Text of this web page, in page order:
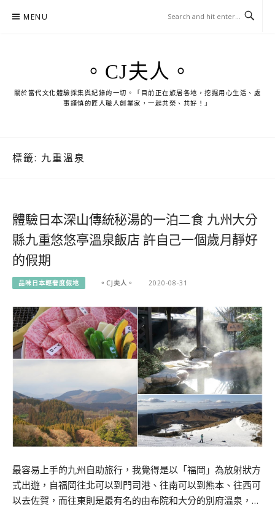
MENU
。CJ夫人。
關於當代文化體驗採集與紀錄的一切。「目前正在旅居各地，挖掘用心生活、處
事謹慎的匠人職人創業家，一起共榮、共好！」
標籤: 九重溫泉
體驗日本深山傳統秘湯的一泊二食 九州大分
縣九重悠悠亭溫泉飯店 許自己一個歲月靜好
的假期
品味日本輕奢度假地 。CJ夫人。 2020-08-31
最容易上手的九州自助旅行，我覺得是以「福岡」為放射狀方
式出遊，自福岡往北可以到門司港、往南可以到熊本、往西可
以去佐賀，而往東則是最有名的由布院和大分的別府溫泉，…